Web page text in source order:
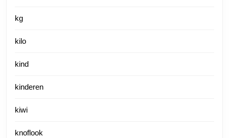
kg
kilo
kind
kinderen
kiwi
knoflook